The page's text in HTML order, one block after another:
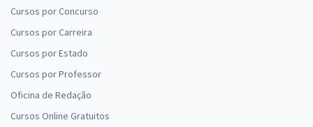
Cursos por Concurso
Cursos por Carreira
Cursos por Estado
Cursos por Professor
Oficina de Redação
Cursos Online Gratuitos